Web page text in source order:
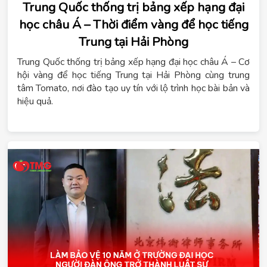
Trung Quốc thống trị bảng xếp hạng đại
học châu Á – Thời điểm vàng để học tiếng
Trung tại Hải Phòng
Trung Quốc thống trị bảng xếp hạng đại học châu Á – Cơ
hội vàng để học tiếng Trung tại Hải Phòng cùng trung
tâm Tomato, nơi đào tạo uy tín với lộ trình học bài bản và
hiệu quả.